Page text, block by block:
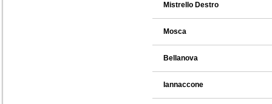
Mistrello Destro
Mosca
Bellanova
Iannaccone